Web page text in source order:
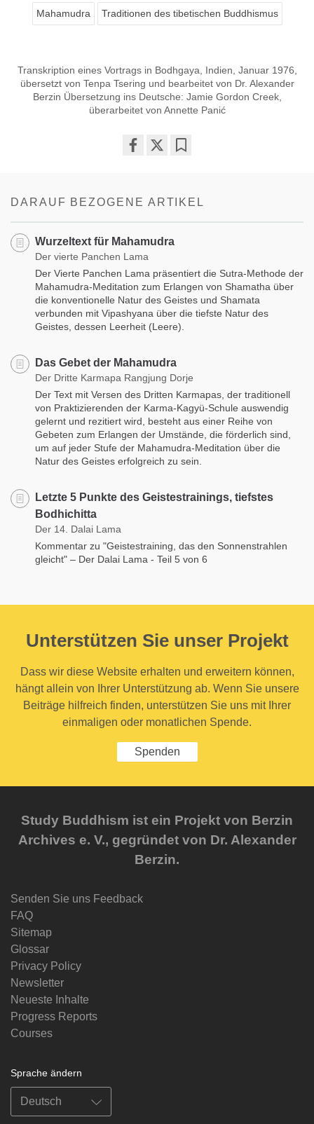
Mahamudra Traditionen des tibetischen Buddhismus
Transkription eines Vortrags in Bodhgaya, Indien, Januar 1976,
übersetzt von Tenpa Tsering und bearbeitet von Dr. Alexander
Berzin Übersetzung ins Deutsche: Jamie Gordon Creek,
überarbeitet von Annette Panić
DARAUF BEZOGENE ARTIKEL
Wurzeltext für Mahamudra
Der vierte Panchen Lama
Der Vierte Panchen Lama präsentiert die Sutra-Methode der
Mahamudra-Meditation zum Erlangen von Shamatha über
die konventionelle Natur des Geistes und Shamata
verbunden mit Vipashyana über die tiefste Natur des
Geistes, dessen Leerheit (Leere).
Das Gebet der Mahamudra
Der Dritte Karmapa Rangjung Dorje
Der Text mit Versen des Dritten Karmapas, der traditionell
von Praktizierenden der Karma-Kagyü-Schule auswendig
gelernt und rezitiert wird, besteht aus einer Reihe von
Gebeten zum Erlangen der Umstände, die förderlich sind,
um auf jeder Stufe der Mahamudra-Meditation über die
Natur des Geistes erfolgreich zu sein.
Letzte 5 Punkte des Geistestrainings, tiefstes
Bodhichitta
Der 14. Dalai Lama
Kommentar zu "Geistestraining, das den Sonnenstrahlen
gleicht" – Der Dalai Lama - Teil 5 von 6
Unterstützen Sie unser Projekt
Dass wir diese Website erhalten und erweitern können,
hängt allein von Ihrer Unterstützung ab. Wenn Sie unsere
Beiträge hilfreich finden, unterstützen Sie uns mit Ihrer
einmaligen oder monatlichen Spende.
Spenden
Study Buddhism ist ein Projekt von Berzin
Archives e. V., gegründet von Dr. Alexander
Berzin.
Senden Sie uns Feedback
FAQ
Sitemap
Glossar
Privacy Policy
Newsletter
Neueste Inhalte
Progress Reports
Courses
Sprache ändern